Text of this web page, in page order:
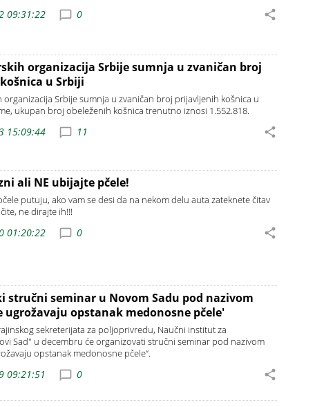
09:31:22 0
organizacija Srbije sumnja u zvaničan broj
u Srbiji
organizacija Srbije sumnja u zvaničan broj prijavljenih košnica u
ukupan broj obeleženih košnica trenutno iznosi 1.552.818.
15:09:44 11
ali NE ubijajte pčele!
putuju, ako vam se desi da na nekom delu auta zateknete čitav
ne dirajte ih!!!
01:20:22 0
stručni seminar u Novom Sadu pod nazivom
ugrožavaju opstanak medonosne pčele'
sekreterijata za poljoprivredu, Naučni institut za
Sad" u decembru će organizovati stručni seminar pod nazivom
opstanak medonosne pčele“.
09:21:51 0